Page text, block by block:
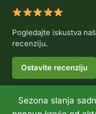
Sezona slanja
Pogledajte iskustva
recenziju.
Ostavite recenziju